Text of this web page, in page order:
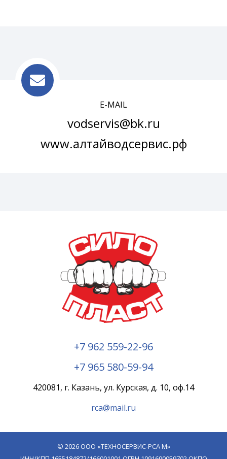
E-MAIL
vodservis@bk.ru
www.алтайводсервис.рф
+7 962 559-22-96
+7 965 580-59-94
420081, г. Казань, ул. Курская, д. 10, оф.14
rca@mail.ru
© 2026 ООО «ТЕХНОСЕРВИС-РСА М»